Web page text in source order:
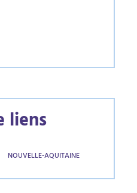
liens
NOUVELLE-AQUITAINE